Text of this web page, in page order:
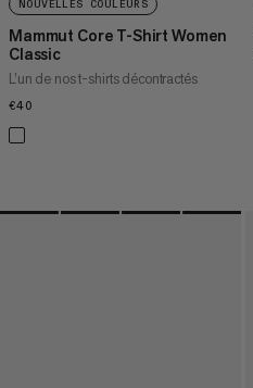
NOUVELLES COULEURS
Mammut Core T-Shirt Women
Classic
L’un de nos t-shirts décontractés
€40